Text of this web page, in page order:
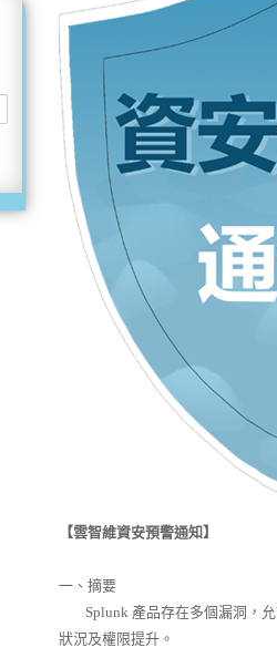
【雲智維資安預警通知】
一、摘要
Splunk 產品存在多個漏洞，允
狀況及權限提升。